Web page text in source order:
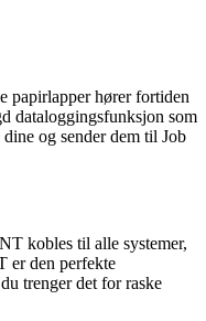
papirlapper hører fortiden
dataloggingsfunksjon som
og sender dem til Job
kobles til alle systemer,
er den perfekte
trenger det for raske